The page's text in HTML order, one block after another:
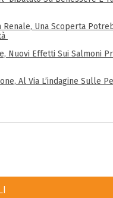
Renale, Una Scoperta
Nuovi Effetti Sui Salmoni
Al Via L’indagine Sulle